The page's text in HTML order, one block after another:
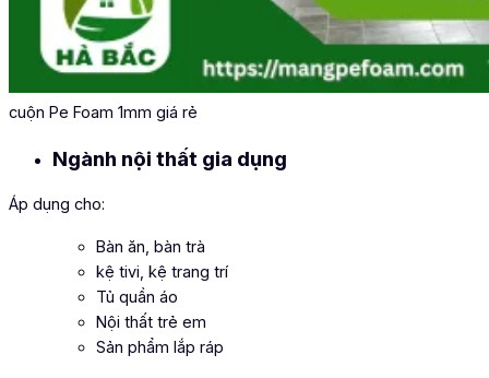
cuộn Pe Foam 1mm giá rẻ
Ngành nội thất gia dụng
Áp dụng cho:
Bàn ăn, bàn trà
kệ tivi, kệ trang trí
Tủ quần áo
Nội thất trẻ em
Sản phẩm lắp ráp